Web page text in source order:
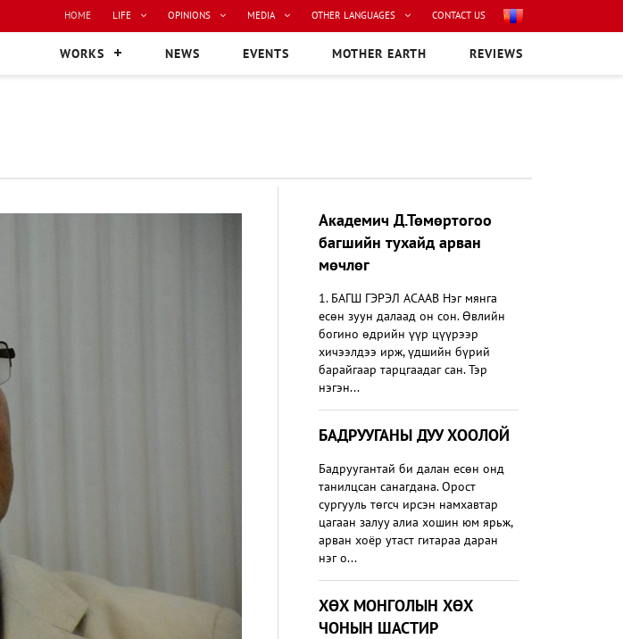
HOME LIFE OPINIONS MEDIA OTHER LANGUAGES CONTACT US
WORKS NEWS EVENTS MOTHER EARTH REVIEWS
Академич Д.Төмөртогоо
багшийн тухайд арван
мөчлөг
1. БАГШ ГЭРЭЛ АСААВ Нэг мянга
есөн зуун далаад он сон. Өвлийн
богино өдрийн үүр цүүрээр
хичээлдээ ирж, үдшийн бүрий
барайгаар тарцгаадаг сан. Тэр
нэгэн...
БАДРУУГАНЫ ДУУ ХООЛОЙ
Бадруугантай би далан есөн онд
танилцсан санагдана. Орост
сургууль төгсч ирсэн намхавтар
цагаан залуу алиа хошин юм ярьж,
арван хоёр утаст гитараа даран
нэг о...
ХӨХ МОНГОЛЫН ХӨХ
ЧОНЫН ШАСТИР